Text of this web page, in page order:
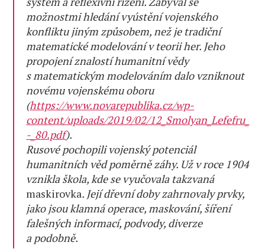
možnostmi hledání vyústění vojenského
konfliktu jiným způsobem, než je tradiční
matematické modelování v teorii her. Jeho
propojení znalostí humanitní vědy
s matematickým modelováním dalo vzniknout
novému vojenskému oboru
(https://www.novarepublika.cz/wp-
content/uploads/2019/02/12_Smolyan_Lefefru_
-_80.pdf).
Rusové pochopili vojenský potenciál
humanitních věd poměrně záhy. Už v roce 1904
vznikla škola, kde se vyučovala takzvaná
maskirovka. Její dřevní doby zahrnovaly prvky,
jako jsou klamná operace, maskování, šíření
falešných informací, podvody, diverze
a podobně.